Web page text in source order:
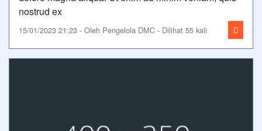
nostrud ex
15/01/2023 21:23 - Oleh Pengelola DMC - Dilihat 55 kali